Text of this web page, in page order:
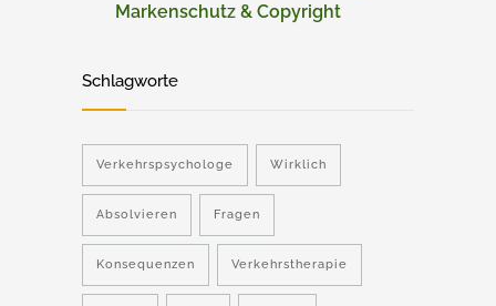
Markenschutz & Copyright
Schlagworte
Verkehrspsychologe Wirklich
Absolvieren Fragen
Konsequenzen Verkehrstherapie